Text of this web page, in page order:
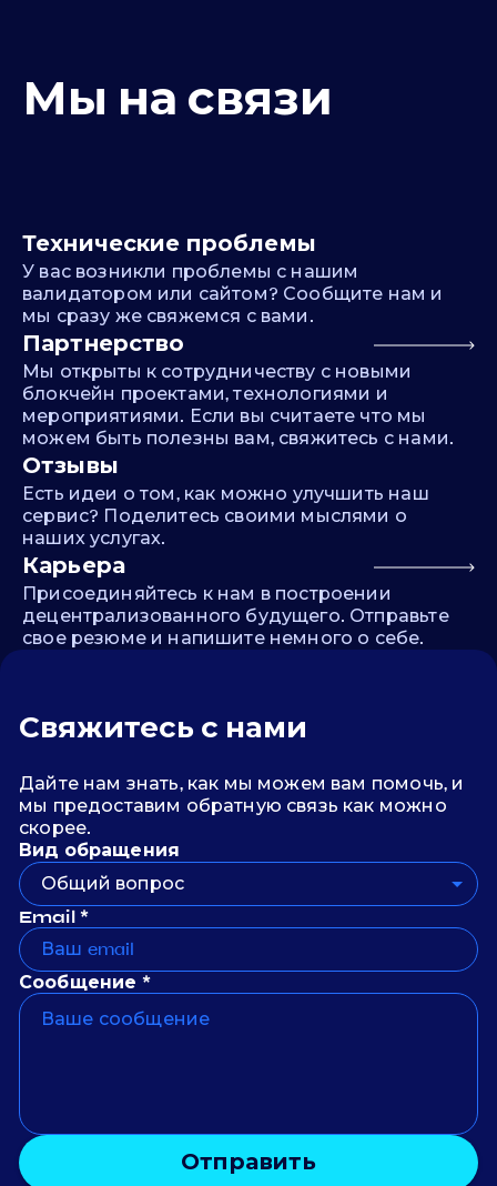
Мы на связи
Технические проблемы
У вас возникли проблемы с нашим
валидатором или сайтом? Сообщите нам и
мы сразу же свяжемся с вами.
Партнерство
Мы открыты к сотрудничеству с новыми
блокчейн проектами, технологиями и
мероприятиями. Если вы считаете что мы
можем быть полезны вам, свяжитесь с нами.
Отзывы
Есть идеи о том, как можно улучшить наш
сервис? Поделитесь своими мыслями о
наших услугах.
Карьера
Присоединяйтесь к нам в построении
децентрализованного будущего. Отправьте
свое резюме и напишите немного о себе.
Свяжитесь с нами
Дайте нам знать, как мы можем вам помочь, и
мы предоставим обратную связь как можно
скорее.
Вид обращения
Общий вопрос
Email *
Сообщение *
Отправить